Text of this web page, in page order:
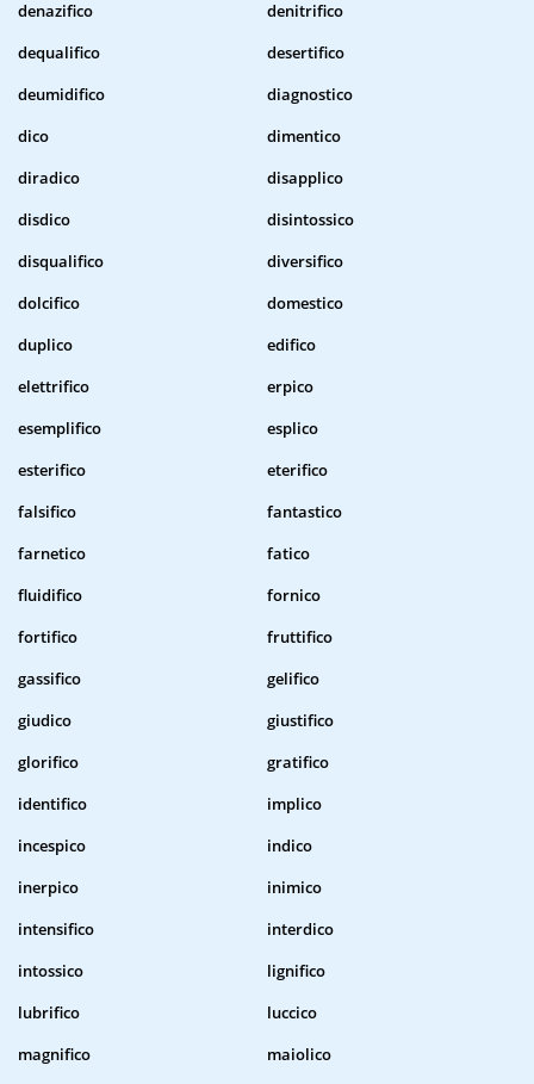
denazifico
denitrifico
dequalifico
desertifico
deumidifico
diagnostico
dico
dimentico
diradico
disapplico
disdico
disintossico
disqualifico
diversifico
dolcifico
domestico
duplico
edifico
elettrifico
erpico
esemplifico
esplico
esterifico
eterifico
falsifico
fantastico
farnetico
fatico
fluidifico
fornico
fortifico
fruttifico
gassifico
gelifico
giudico
giustifico
glorifico
gratifico
identifico
implico
incespico
indico
inerpico
inimico
intensifico
interdico
intossico
lignifico
lubrifico
luccico
magnifico
maiolico